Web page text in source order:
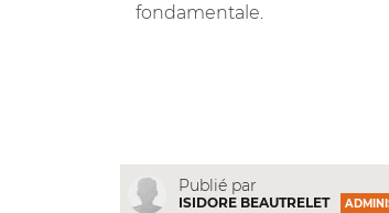
fondamentale.
Publié par
ISIDORE BEAUTRELET